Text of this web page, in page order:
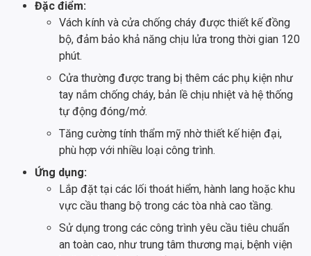
Đặc điểm:
Vách kính và cửa chống cháy được thiết kế đồng
bộ, đảm bảo khả năng chịu lửa trong thời gian 120
phút.
Cửa thường được trang bị thêm các phụ kiện như
tay nắm chống cháy, bản lề chịu nhiệt và hệ thống
tự động đóng/mở.
Tăng cường tính thẩm mỹ nhờ thiết kế hiện đại,
phù hợp với nhiều loại công trình.
Ứng dụng:
Lắp đặt tại các lối thoát hiểm, hành lang hoặc khu
vực cầu thang bộ trong các tòa nhà cao tầng.
Sử dụng trong các công trình yêu cầu tiêu chuẩn
an toàn cao, như trung tâm thương mại, bệnh viện